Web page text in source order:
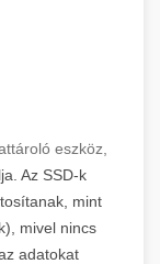
eszköz,
Az SSD-k
mint
mivel nincs
adatokat